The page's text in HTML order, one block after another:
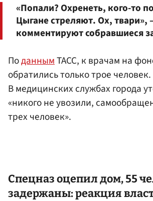
«Попали? Охренеть, кого-то
Цыгане стреляют. Ох, твари»,
комментируют собравшиеся
ПоданнымТАСС, к врачам на
обратились только трое человек.
В медицинских службах города
«никого не увозили,
трех человек».
Спецназ оцепил дом, 55
задержаны: реакция